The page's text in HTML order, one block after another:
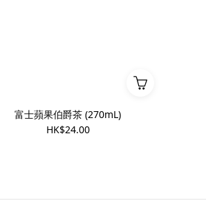
富士蘋果伯爵茶 (270mL)
HK$24.00